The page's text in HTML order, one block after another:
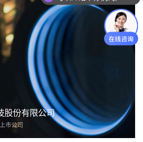
股份有限公司
市公司